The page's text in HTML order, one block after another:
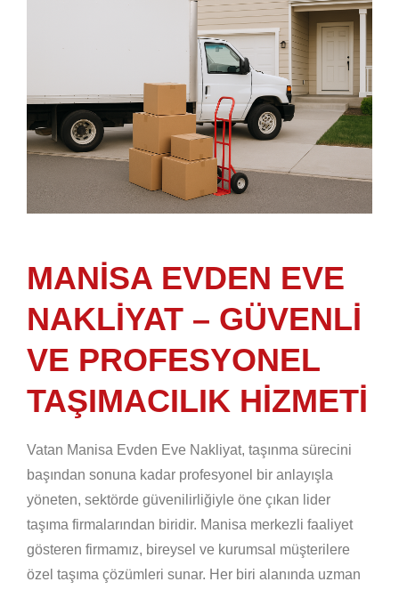
MANISA EVDEN EVE
NAKLIYAT – GÜVENLI
VE PROFESYONEL
TAŞIMACILIK HIZMETI
Vatan Manisa Evden Eve Nakliyat, taşınma sürecini
başından sonuna kadar profesyonel bir anlayışla
yöneten, sektörde güvenilirliğiyle öne çıkan lider
taşıma firmalarından biridir. Manisa merkezli faaliyet
gösteren firmamız, bireysel ve kurumsal müşterilere
özel taşıma çözümleri sunar. Her biri alanında uzman